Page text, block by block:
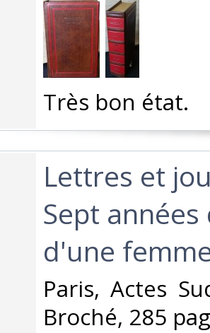
‎Très bon état.‎
‎Lettres et
Sept
d'une
‎Paris, Actes
Broché, 285